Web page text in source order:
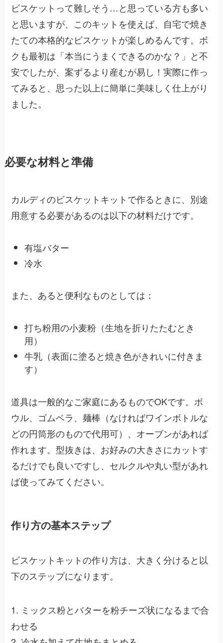
ビスケットって難しそう…と思っている方も多い
と思いますが、このキットを使えば、自宅で焼き
たての本格的なビスケットが楽しめるんです。ボ
クも最初は「本当にうまくできるのかな？」と不
安でしたが、案ずるより産むが易し！実際に作っ
てみると、思った以上に簡単に美味しく仕上がり
ました。
必要な材料と準備
カルディのビスケットキットで作るときに、別途
用意する必要があるのは以下の材料だけです。
有塩バター
冷水
また、あると便利なものとしては：
打ち粉用の小麦粉（生地を折りたたむとき
用）
牛乳（表面に塗ると焼き色がきれいに付きま
す）
道具は一般的なご家庭にあるものでOKです。ボ
ウル、ゴムベラ、麺棒（なければワインボトルな
どの円筒形のもので代用可）、オーブンがあれば
作れます。型抜きは、お好みの大きさにカットす
るだけでも良いですし、セルクルや丸い型があれ
ば使ってみてください。
作り方の基本ステップ
ビスケットキットの作り方は、大きく分けると以
下のステップになります。
1. ミックス粉とバターを粉チーズ状になるまで合
わせる